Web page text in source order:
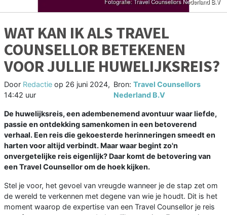
WAT KAN IK ALS TRAVEL
COUNSELLOR BETEKENEN
VOOR JULLIE HUWELIJKSREIS?
Door Redactie op 26 juni 2024,
14:42 uur
Bron: Travel Counsellors
Nederland B.V
De huwelijksreis, een adembenemend avontuur waar liefde,
passie en ontdekking samenkomen in een betoverend
verhaal. Een reis die gekoesterde herinneringen smeedt en
harten voor altijd verbindt. Maar waar begint zo'n
onvergetelijke reis eigenlijk? Daar komt de betovering van
een Travel Counsellor om de hoek kijken.
Stel je voor, het gevoel van vreugde wanneer je de stap zet om
de wereld te verkennen met degene van wie je houdt. Dit is het
moment waarop de expertise van een Travel Counsellor je reis